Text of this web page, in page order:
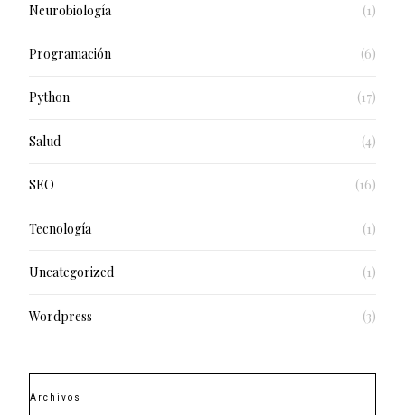
Neurobiología (1)
Programación (6)
Python (17)
Salud (4)
SEO (16)
Tecnología (1)
Uncategorized (1)
Wordpress (3)
Archivos